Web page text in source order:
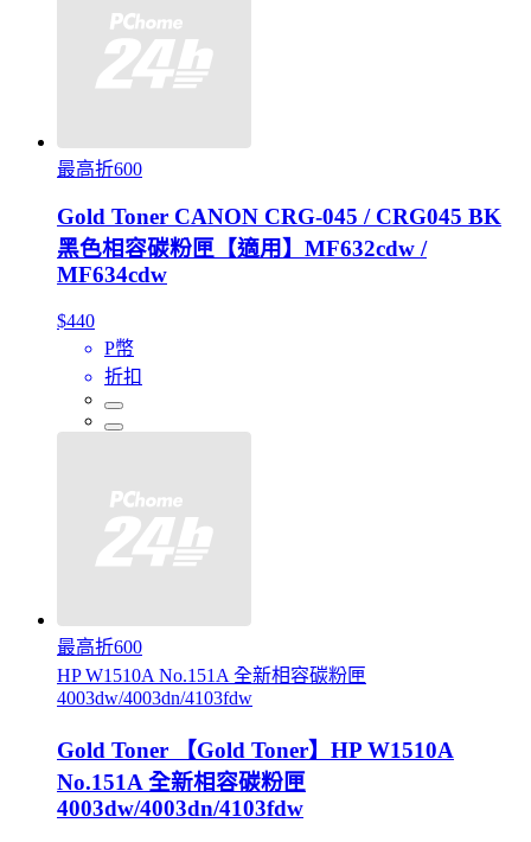
最高折600
Gold Toner CANON CRG-045 / CRG045 BK
黑色相容碳粉匣【適用】MF632cdw /
MF634cdw
$440
P幣
折扣
最高折600
HP W1510A No.151A 全新相容碳粉匣
4003dw/4003dn/4103fdw
Gold Toner 【Gold Toner】HP W1510A
No.151A 全新相容碳粉匣
4003dw/4003dn/4103fdw